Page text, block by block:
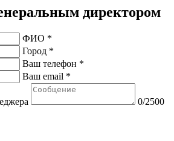
директором
ФИО *
Город *
Ваш телефон *
Ваш email *
0/2500